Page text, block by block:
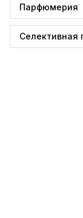
Парфюмерия